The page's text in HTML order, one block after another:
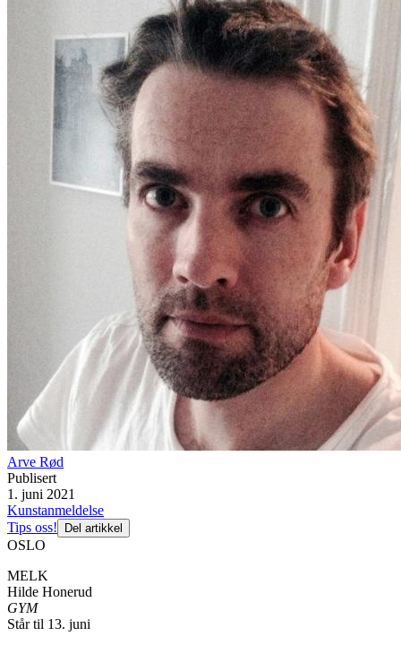
Arve Rød
Publisert
1. juni 2021
Kunstanmeldelse
Tips oss!
Del artikkel
OSLO
MELK
Hilde Honerud
GYM
Står til 13. juni